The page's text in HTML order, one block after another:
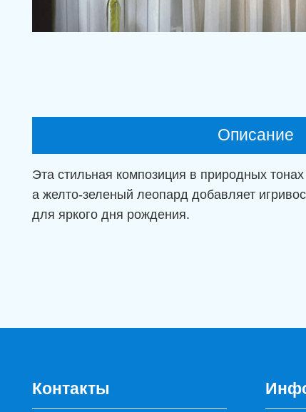
Описание
Эта стильная композиция в природных
а желто-зеленый леопард добавляет
для яркого дня рождения.
Контакты